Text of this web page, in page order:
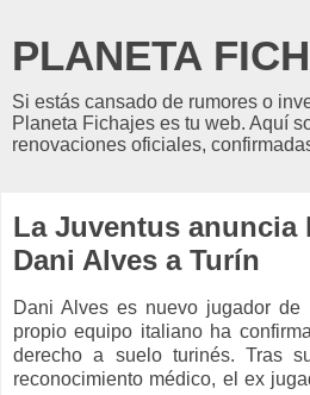
PLANETA
Si estás cansado de rumores o
Planeta Fichajes es tu web. Aquí
renovaciones oficiales,
La Juventus anuncia
Dani Alves a Turín
Dani Alves es nuevo jugador de
propio equipo italiano ha
derecho a suelo turinés. Tras
reconocimiento médico, el ex